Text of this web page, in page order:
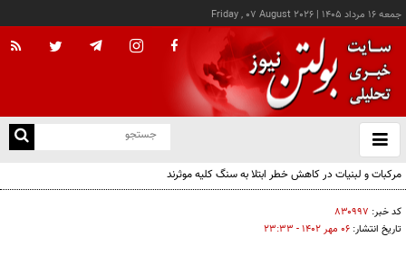
جمعه ۱۶ مرداد ۱۴۰۵ |
Friday , 07 August 2026
باز
و
مرکبات و لبنیات در کاهش خطر ابتلا به سنگ کلیه موثرند
کد خبر: ۸۳۰۹۹۷
تاریخ انتشار: ۰۶ مهر ۱۴۰۲ - ۲۳:۳۳